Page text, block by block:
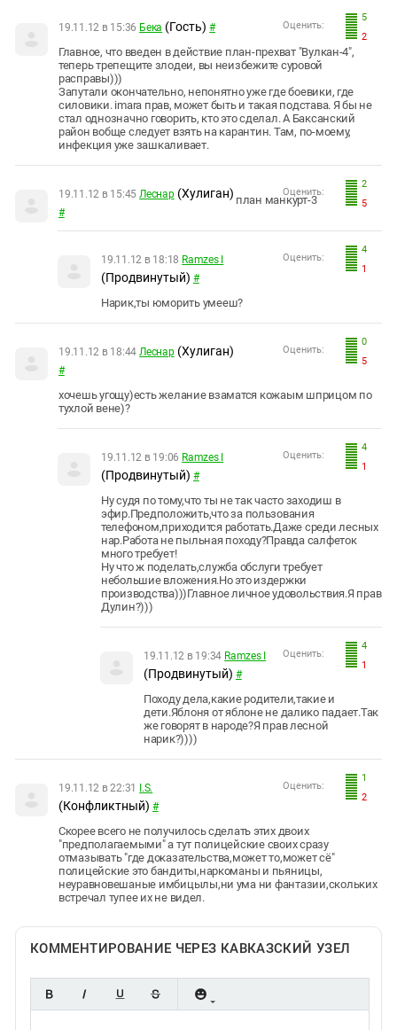
5
2
Оценить:
19.11.12 в 15:36 Бека (Гость) #
Главное, что введен в действие план-прехват "Вулкан-4",
теперь трепещите злодеи, вы неизбежите суровой
расправы)))
Запутали окончательно, непонятно уже где боевики, где
силовики. imara прав, может быть и такая подстава. Я бы не
стал однозначно говорить, кто это сделал. А Баксанский
район вобще следует взять на карантин. Там, по-моему,
инфекция уже зашкаливает.
2
5
Оценить:
19.11.12 в 15:45 Леснар (Хулиган)
#
план манкурт-3
4
1
Оценить:
19.11.12 в 18:18 Ramzes I
(Продвинутый) #
Нарик,ты юморить умееш?
0
5
Оценить:
19.11.12 в 18:44 Леснар (Хулиган)
#
хочешь угощу)есть желание взаматся кожаым шприцом по
тухлой вене)?
4
1
Оценить:
19.11.12 в 19:06 Ramzes I
(Продвинутый) #
Ну судя по тому,что ты не так часто заходиш в
эфир.Предположить,что за пользования
телефоном,приходится работать.Даже среди лесных
нар.Работа не пыльная походу?Правда салфеток
много требует!
Ну что ж поделать,служба обслуги требует
небольшие вложения.Но это издержки
производства)))Главное личное удовольствия.Я прав
Дулин?)))
4
1
Оценить:
19.11.12 в 19:34 Ramzes I
(Продвинутый) #
Походу дела,какие родители,такие и
дети.Яблоня от яблоне не далико падает.Так
же говорят в народе?Я прав лесной
нарик?))))
1
2
Оценить:
19.11.12 в 22:31 I.S.
(Конфликтный) #
Скорее всего не получилось сделать этих двоих
"предполагаемыми" а тут полицейские своих сразу
отмазывать "где доказательства,может то,может сё"
полицейские это бандиты,наркоманы и пьяницы,
неуравновешаные имбицылы,ни ума ни фантазии,скольких
встречал тупее их не видел.
КОММЕНТИРОВАНИЕ ЧЕРЕЗ КАВКАЗСКИЙ УЗЕЛ